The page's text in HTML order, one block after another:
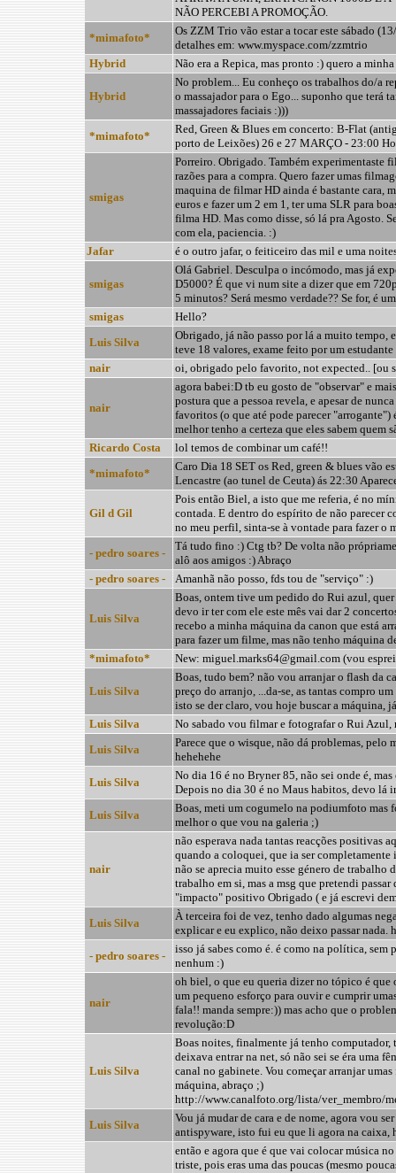
NÃO PERCEBI A PROMOÇÃO.
*mimafoto*
Os ZZM Trio vão estar a tocar este sábado
detalhes em: www.myspace.com/zzmtrio
Hybrid
Não era a Repica, mas pronto :) quero a
Hybrid
No problem... Eu conheço os trabalhos do/a
o massajador para o Ego... suponho que terá
massajadores faciais :)))
*mimafoto*
Red, Green & Blues em concerto: B-Flat
porto de Leixões) 26 e 27 MARÇO - 23:00
smigas
Porreiro. Obrigado. Também experimentaste
razões para a compra. Quero fazer umas
maquina de filmar HD ainda é bastante cara,
euros e fazer um 2 em 1, ter uma SLR para
filma HD. Mas como disse, só lá pra Agosto.
com ela, paciencia. :)
Jafar
é o outro jafar, o feiticeiro das mil e uma
smigas
Olá Gabriel. Desculpa o incómodo, mas já
D5000? É que vi num site a dizer que em
5 minutos? Será mesmo verdade?? Se for, é
smigas
Hello?
Luis Silva
Obrigado, já não passo por lá a muito tempo,
teve 18 valores, exame feito por um
nair
oi, obrigado pelo favorito, not expected.. [ou
nair
agora babei:D tb eu gosto de "observar" e
postura que a pessoa revela, e apesar de
favoritos (o que até pode parecer "arrogante")
melhor tenho a certeza que eles sabem quem
Ricardo Costa
lol temos de combinar um café!!
*mimafoto*
Caro Dia 18 SET os Red, green & blues vão
Lencastre (ao tunel de Ceuta) ás 22:30
Gil d Gil
Pois então Biel, a isto que me referia, é no
contada. E dentro do espírito de não parecer
no meu perfil, sinta-se à vontade para fazer o
- pedro soares -
Tá tudo fino :) Ctg tb? De volta não
alô aos amigos :) Abraço
- pedro soares -
Amanhã não posso, fds tou de "serviço" :)
Luis Silva
Boas, ontem tive um pedido do Rui azul,
devo ir ter com ele este mês vai dar 2
recebo a minha máquina da canon que está
para fazer um filme, mas não tenho máquina
*mimafoto*
New: miguel.marks64@gmail.com (vou
Luis Silva
Boas, tudo bem? não vou arranjar o flash da
preço do arranjo, ...da-se, as tantas compro
isto se der claro, vou hoje buscar a máquina,
Luis Silva
No sabado vou filmar e fotografar o Rui Azul,
Luis Silva
Parece que o wisque, não dá problemas, pelo
hehehehe
Luis Silva
No dia 16 é no Bryner 85, não sei onde é,
Depois no dia 30 é no Maus habitos, devo lá
Luis Silva
Boas, meti um cogumelo na podiumfoto mas
melhor o que vou na galeria ;)
nair
não esperava nada tantas reacções positivas
quando a coloquei, que ia ser completamente
não se aprecia muito esse género de
trabalho em si, mas a msg que pretendi
"impacto" positivo Obrigado ( e já escrevi
Luis Silva
À terceira foi de vez, tenho dado algumas
explicar e eu explico, não deixo passar nada.
- pedro soares -
isso já sabes como é. é como na política, sem
nenhum :)
nair
oh biel, o que eu queria dizer no tópico é que
um pequeno esforço para ouvir e cumprir
fala!! manda sempre:)) mas acho que o
revolução:D
Luis Silva
Boas noites, finalmente já tenho computador,
deixava entrar na net, só não sei se éra uma
canal no gabinete. Vou começar arranjar
máquina, abraço ;)
http://www.canalfoto.org/lista/ver_membro/
Luis Silva
Vou já mudar de cara e de nome, agora vou
antispyware, isto fui eu que li agora na caixa,
então e agora que é que vai colocar música
triste, pois eras uma das poucas (mesmo